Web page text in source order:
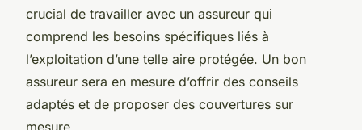
crucial de travailler avec un assureur qui
comprend les besoins spécifiques liés à
l’exploitation d’une telle aire protégée. Un bon
assureur sera en mesure d’offrir des conseils
adaptés et de proposer des couvertures sur
mesure.